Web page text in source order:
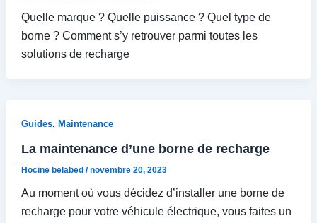
Quelle marque ? Quelle puissance ? Quel type de
borne ? Comment s’y retrouver parmi toutes les
solutions de recharge
Guides, Maintenance
La maintenance d’une borne de recharge
Hocine belabed /novembre 20, 2023
Au moment où vous décidez d’installer une borne de
recharge pour votre véhicule électrique, vous faites un